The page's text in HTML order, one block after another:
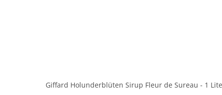
Giffard Holunderblüten Sirup Fleur de Sureau - 1